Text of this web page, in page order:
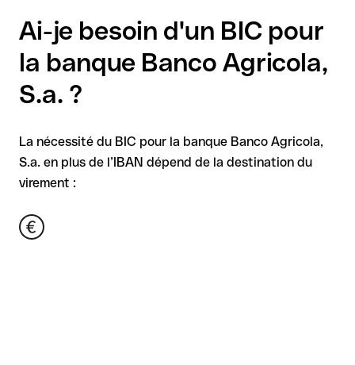
Ai-je besoin d'un BIC pour
la banque Banco Agricola,
S.a. ?
La nécessité du BIC pour la banque Banco Agricola,
S.a. en plus de l’IBAN dépend de la destination du
virement :